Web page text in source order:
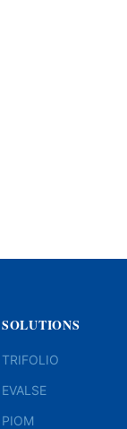
SOLUTIONS
TRIFOLIO
EVALSE
PIOM